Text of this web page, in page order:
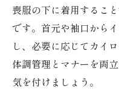
喪服の下に着用するこ
です。首元や袖口から
し、必要に応じてカイ
体調管理とマナーを両
気を付けましょう。